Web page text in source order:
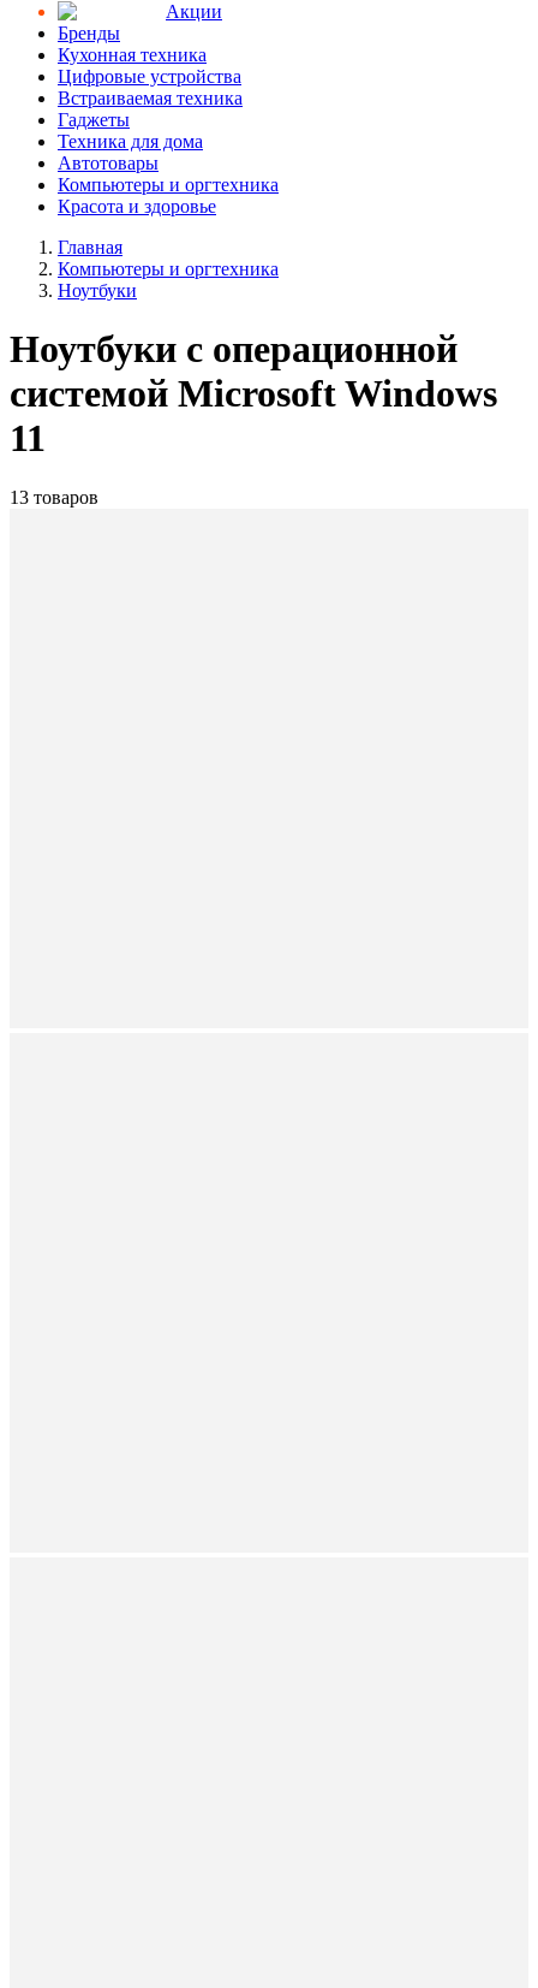
Aкции
Бренды
Кухонная техника
Цифровые устройства
Встраиваемая техника
Гаджеты
Техника для дома
Автотовары
Компьютеры и оргтехника
Красота и здоровье
Главная
Компьютеры и оргтехника
Ноутбуки
Ноутбуки с операционной
системой Microsoft Windows
11
13 товаров